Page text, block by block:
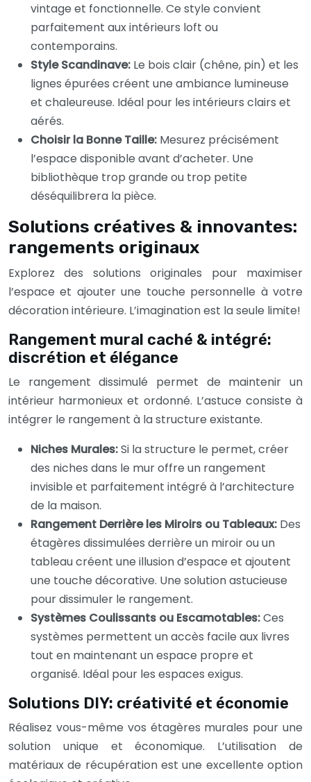
vintage et fonctionnelle. Ce style convient
parfaitement aux intérieurs loft ou
contemporains.
Style Scandinave: Le bois clair (chêne, pin) et les
lignes épurées créent une ambiance lumineuse
et chaleureuse. Idéal pour les intérieurs clairs et
aérés.
Choisir la Bonne Taille: Mesurez précisément
l’espace disponible avant d’acheter. Une
bibliothèque trop grande ou trop petite
déséquilibrera la pièce.
Solutions créatives & innovantes:
rangements originaux
Explorez des solutions originales pour maximiser
l’espace et ajouter une touche personnelle à votre
décoration intérieure. L’imagination est la seule limite!
Rangement mural caché & intégré:
discrétion et élégance
Le rangement dissimulé permet de maintenir un
intérieur harmonieux et ordonné. L’astuce consiste à
intégrer le rangement à la structure existante.
Niches Murales:Si la structure le permet, créer
des niches dans le mur offre un rangement
invisible et parfaitement intégré à l’architecture
de la maison.
Rangement Derrière les Miroirs ou Tableaux: Des
étagères dissimulées derrière un miroir ou un
tableau créent une illusion d’espace et ajoutent
une touche décorative. Une solution astucieuse
pour dissimuler le rangement.
Systèmes Coulissants ou Escamotables:Ces
systèmes permettent un accès facile aux livres
tout en maintenant un espace propre et
organisé. Idéal pour les espaces exigus.
Solutions DIY: créativité et économie
Réalisez vous-même vos étagères murales pour une
solution unique et économique. L’utilisation de
matériaux de récupération est une excellente option